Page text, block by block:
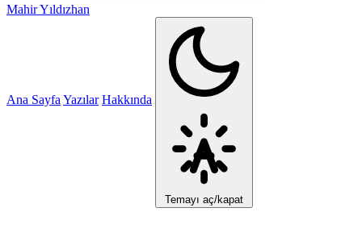
Mahir Yıldızhan
Ana Sayfa Yazılar Hakkında
Temayı aç/kapat